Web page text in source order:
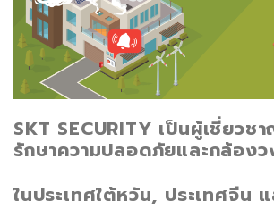
SKT SECURITY เป็นผู้เชี่ยวช
รักษาความปลอดภัยและกล้อง
ในประเทศใต้หวัน, ประเทศจีน